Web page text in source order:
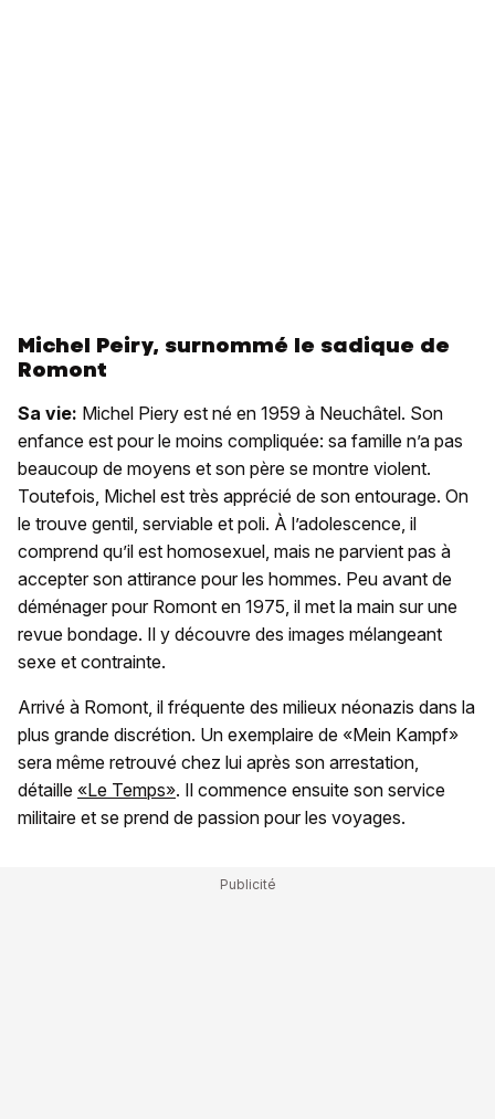
Michel Peiry, surnommé le sadique de
Romont
Sa vie: Michel Piery est né en 1959 à Neuchâtel. Son
enfance est pour le moins compliquée: sa famille n’a pas
beaucoup de moyens et son père se montre violent.
Toutefois, Michel est très apprécié de son entourage. On
le trouve gentil, serviable et poli. À l’adolescence, il
comprend qu’il est homosexuel, mais ne parvient pas à
accepter son attirance pour les hommes. Peu avant de
déménager pour Romont en 1975, il met la main sur une
revue bondage. Il y découvre des images mélangeant
sexe et contrainte.
Arrivé à Romont, il fréquente des milieux néonazis dans la
plus grande discrétion. Un exemplaire de «Mein Kampf»
sera même retrouvé chez lui après son arrestation,
détaille «Le Temps». Il commence ensuite son service
militaire et se prend de passion pour les voyages.